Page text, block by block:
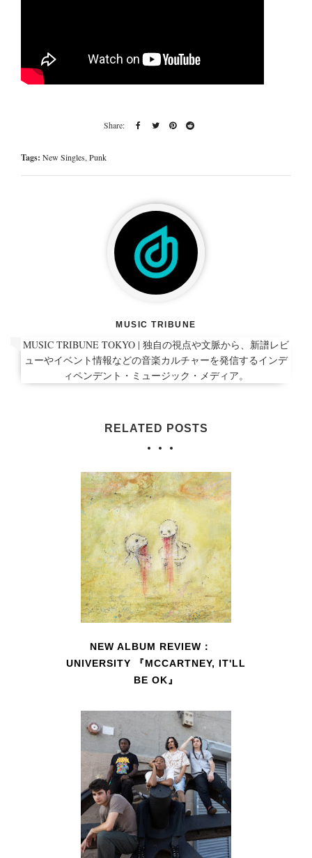
Tags: New Singles,Punk
MUSIC TRIBUNE
MUSIC TRIBUNE TOKYO | 独自の視点や文脈から、新譜レビ
ューやイベント情報などの音楽カルチャーを発信するインデ
ィペンデント・ミュージック・メディア。
RELATED POSTS
NEW ALBUM REVIEW：
UNIVERSITY 『MCCARTNEY, IT'LL
BE OK』